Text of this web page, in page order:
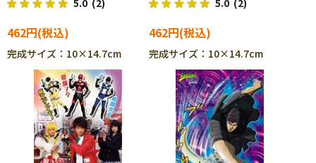
ENS-150-G42
5.0 (2)
462円
完成サイズ：10×14.7cm
5.0 (2)
462円
完成サイズ：10×14.7cm